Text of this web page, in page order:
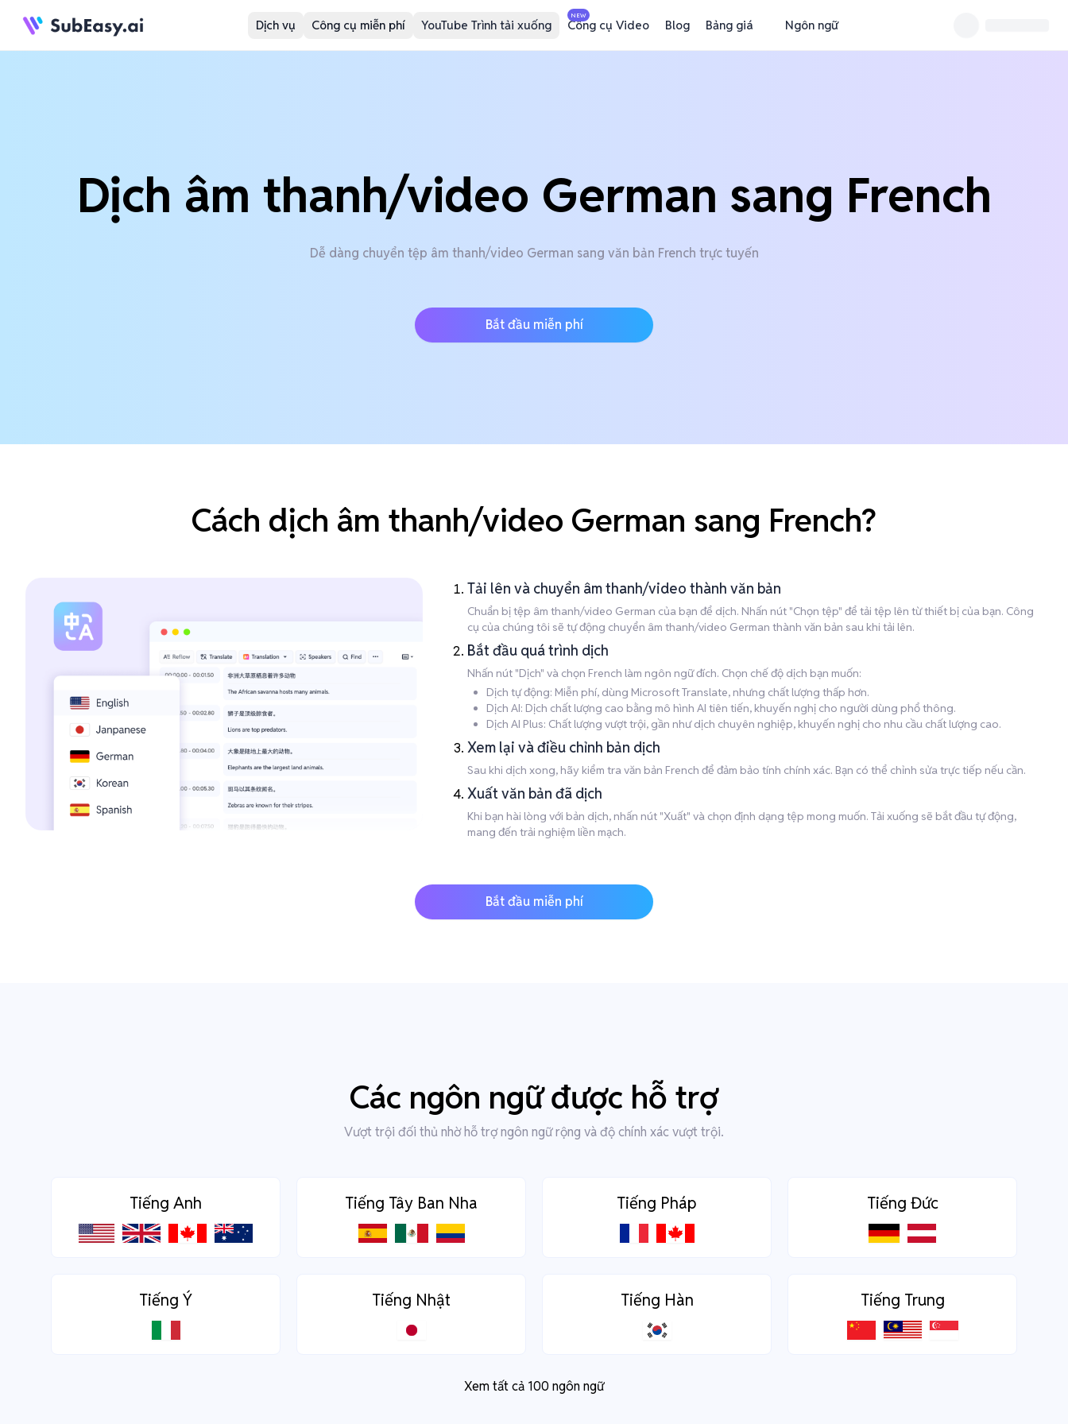
Dịch vụ Công cụ miễn phí YouTube Trình tải xuống
NEW
Công cụ Video Blog Bảng giá Ngôn ngữ
Dịch âm thanh/video German sang French
Dễ dàng chuyển tệp âm thanh/video German sang văn bản French trực tuyến
Bắt đầu miễn phí
Cách dịch âm thanh/video German sang French?
Tải lên và chuyển âm thanh/video thành văn bản
Chuẩn bị tệp âm thanh/video German của bạn để dịch. Nhấn nút "Chọn tệp" để tải tệp lên từ thiết bị của bạn. Công
cụ của chúng tôi sẽ tự động chuyển âm thanh/video German thành văn bản sau khi tải lên.
Bắt đầu quá trình dịch
Nhấn nút "Dịch" và chọn French làm ngôn ngữ đích. Chọn chế độ dịch bạn muốn:
Dịch tự động: Miễn phí, dùng Microsoft Translate, nhưng chất lượng thấp hơn.
Dịch AI: Dịch chất lượng cao bằng mô hình AI tiên tiến, khuyến nghị cho người dùng phổ thông.
Dịch AI Plus: Chất lượng vượt trội, gần như dịch chuyên nghiệp, khuyến nghị cho nhu cầu chất lượng cao.
Xem lại và điều chỉnh bản dịch
Sau khi dịch xong, hãy kiểm tra văn bản French để đảm bảo tính chính xác. Bạn có thể chỉnh sửa trực tiếp nếu cần.
Xuất văn bản đã dịch
Khi bạn hài lòng với bản dịch, nhấn nút "Xuất" và chọn định dạng tệp mong muốn. Tải xuống sẽ bắt đầu tự động,
mang đến trải nghiệm liền mạch.
Bắt đầu miễn phí
Các ngôn ngữ được hỗ trợ
Vượt trội đối thủ nhờ hỗ trợ ngôn ngữ rộng và độ chính xác vượt trội.
Tiếng Anh Tiếng Tây Ban Nha Tiếng Pháp Tiếng Đức
Tiếng Ý Tiếng Nhật Tiếng Hàn Tiếng Trung
Xem tất cả 100 ngôn ngữ